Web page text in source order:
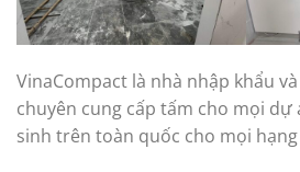
VinaCompact là nhà nhập khẩu
chuyên cung cấp tấm cho mọi dự
sinh trên toàn quốc cho mọi